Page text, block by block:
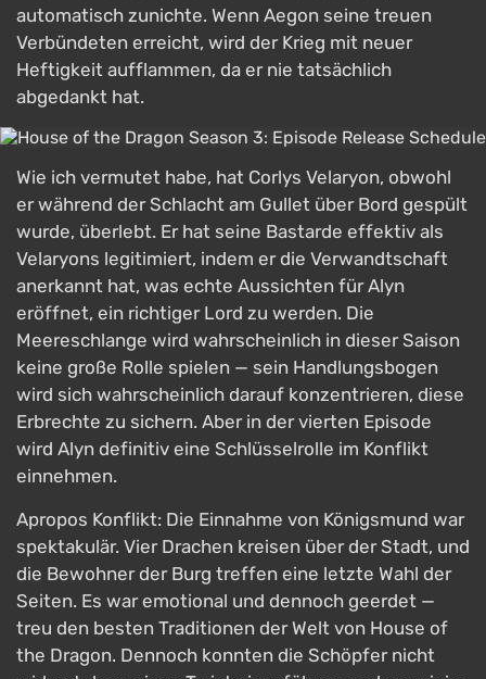
automatisch zunichte. Wenn Aegon seine treuen
Verbündeten erreicht, wird der Krieg mit neuer
Heftigkeit aufflammen, da er nie tatsächlich
abgedankt hat.
Wie ich vermutet habe, hat Corlys Velaryon, obwohl
er während der Schlacht am Gullet über Bord gespült
wurde, überlebt. Er hat seine Bastarde effektiv als
Velaryons legitimiert, indem er die Verwandtschaft
anerkannt hat, was echte Aussichten für Alyn
eröffnet, ein richtiger Lord zu werden. Die
Meereschlange wird wahrscheinlich in dieser Saison
keine große Rolle spielen — sein Handlungsbogen
wird sich wahrscheinlich darauf konzentrieren, diese
Erbrechte zu sichern. Aber in der vierten Episode
wird Alyn definitiv eine Schlüsselrolle im Konflikt
einnehmen.
Apropos Konflikt: Die Einnahme von Königsmund war
spektakulär. Vier Drachen kreisen über der Stadt, und
die Bewohner der Burg treffen eine letzte Wahl der
Seiten. Es war emotional und dennoch geerdet —
treu den besten Traditionen der Welt von House of
the Dragon. Dennoch konnten die Schöpfer nicht